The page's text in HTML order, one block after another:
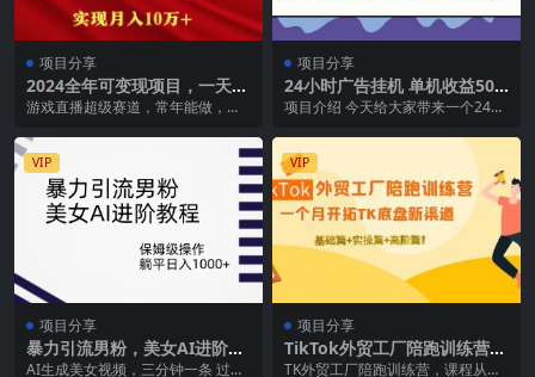
项目分享
2024全年可变现项目，一天收
益至少2000+，小白上手快，
游戏直播超级赛道，常年能做，没
块之一，游戏头部主...
项目分享
24小时广告挂机 单机收益500
+ 矩阵式操作，设备越多收益
项目介绍 今天给大家带来一个24小
去 对接广告平台...
VIP
项目分享
暴力引流男粉，美女AI进阶教
程，保姆级操作，躺平日入10
AI生成美女视频，三分钟一条 过审
VIP
项目分享
TikTok外贸工厂陪跑训练营：
一个月开拓TK底盘新渠道 基
TK外贸工厂陪跑训练营，课程从认